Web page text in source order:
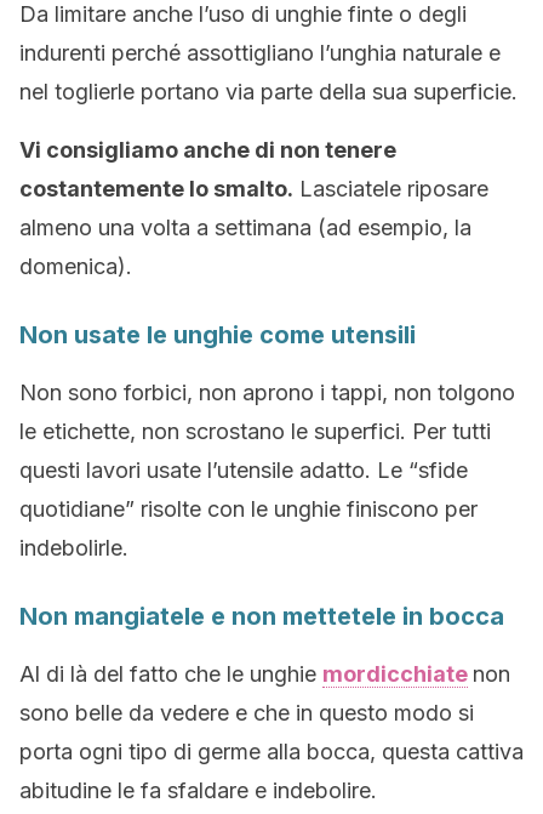
Da limitare anche l’uso di unghie finte o degli
indurenti perché assottigliano l’unghia naturale e
nel toglierle portano via parte della sua superficie.
Vi consigliamo anche di non tenere
costantemente lo smalto. Lasciatele riposare
almeno una volta a settimana (ad esempio, la
domenica).
Non usate le unghie come utensili
Non sono forbici, non aprono i tappi, non tolgono
le etichette, non scrostano le superfici. Per tutti
questi lavori usate l’utensile adatto. Le “sfide
quotidiane” risolte con le unghie finiscono per
indebolirle.
Non mangiatele e non mettetele in bocca
Al di là del fatto che le unghie mordicchiate non
sono belle da vedere e che in questo modo si
porta ogni tipo di germe alla bocca, questa cattiva
abitudine le fa sfaldare e indebolire.